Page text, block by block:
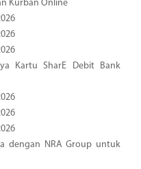
Kurban Online
Kartu SharE Debit Bank
dengan NRA Group untuk